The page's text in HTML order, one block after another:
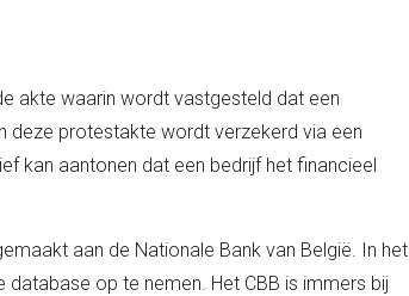
akte waarin wordt vastgesteld dat een
deze protestakte wordt verzekerd via een
kan aantonen dat een bedrijf het financieel
aan de Nationale Bank van België. In het
op te nemen. Het CBB is immers bij